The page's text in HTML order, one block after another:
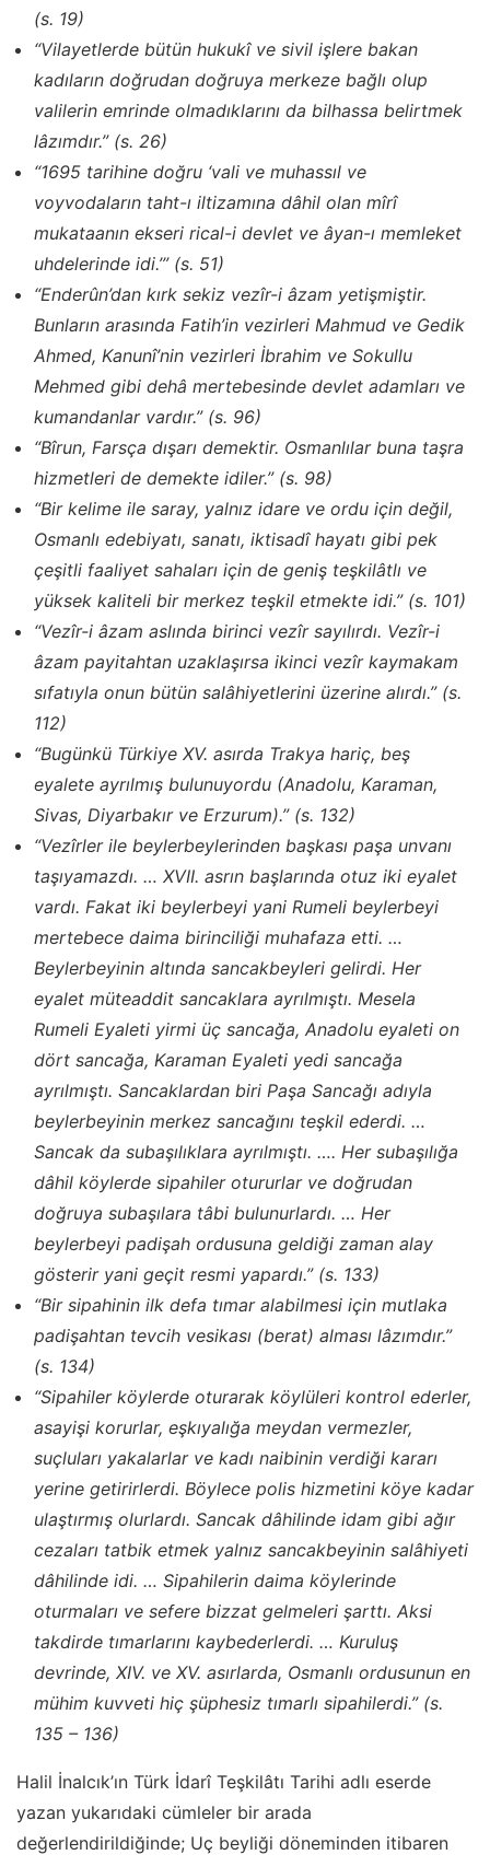
(s. 19)
“Vilayetlerde bütün hukukî ve sivil işlere bakan
kadıların doğrudan doğruya merkeze bağlı olup
valilerin emrinde olmadıklarını da bilhassa belirtmek
lâzımdır.” (s. 26)
“1695 tarihine doğru ‘vali ve muhassıl ve
voyvodaların taht-ı iltizamına dâhil olan mîrî
mukataanın ekseri rical-i devlet ve âyan-ı memleket
uhdelerinde idi.’” (s. 51)
“Enderûn’dan kırk sekiz vezîr-i âzam yetişmiştir.
Bunların arasında Fatih’in vezirleri Mahmud ve Gedik
Ahmed, Kanunî’nin vezirleri İbrahim ve Sokullu
Mehmed gibi dehâ mertebesinde devlet adamları ve
kumandanlar vardır.” (s. 96)
“Bîrun, Farsça dışarı demektir. Osmanlılar buna taşra
hizmetleri de demekte idiler.” (s. 98)
“Bir kelime ile saray, yalnız idare ve ordu için değil,
Osmanlı edebiyatı, sanatı, iktisadî hayatı gibi pek
çeşitli faaliyet sahaları için de geniş teşkilâtlı ve
yüksek kaliteli bir merkez teşkil etmekte idi.” (s. 101)
“Vezîr-i âzam aslında birinci vezîr sayılırdı. Vezîr-i
âzam payitahtan uzaklaşırsa ikinci vezîr kaymakam
sıfatıyla onun bütün salâhiyetlerini üzerine alırdı.” (s.
112)
“Bugünkü Türkiye XV. asırda Trakya hariç, beş
eyalete ayrılmış bulunuyordu (Anadolu, Karaman,
Sivas, Diyarbakır ve Erzurum).” (s. 132)
“Vezîrler ile beylerbeylerinden başkası paşa unvanı
taşıyamazdı. … XVII. asrın başlarında otuz iki eyalet
vardı. Fakat iki beylerbeyi yani Rumeli beylerbeyi
mertebece daima birinciliği muhafaza etti. …
Beylerbeyinin altında sancakbeyleri gelirdi. Her
eyalet müteaddit sancaklara ayrılmıştı. Mesela
Rumeli Eyaleti yirmi üç sancağa, Anadolu eyaleti on
dört sancağa, Karaman Eyaleti yedi sancağa
ayrılmıştı. Sancaklardan biri Paşa Sancağı adıyla
beylerbeyinin merkez sancağını teşkil ederdi. …
Sancak da subaşılıklara ayrılmıştı. …. Her subaşılığa
dâhil köylerde sipahiler otururlar ve doğrudan
doğruya subaşılara tâbi bulunurlardı. … Her
beylerbeyi padişah ordusuna geldiği zaman alay
gösterir yani geçit resmi yapardı.” (s. 133)
“Bir sipahinin ilk defa tımar alabilmesi için mutlaka
padişahtan tevcih vesikası (berat) alması lâzımdır.”
(s. 134)
“Sipahiler köylerde oturarak köylüleri kontrol ederler,
asayişi korurlar, eşkıyalığa meydan vermezler,
suçluları yakalarlar ve kadı naibinin verdiği kararı
yerine getirirlerdi. Böylece polis hizmetini köye kadar
ulaştırmış olurlardı. Sancak dâhilinde idam gibi ağır
cezaları tatbik etmek yalnız sancakbeyinin salâhiyeti
dâhilinde idi. … Sipahilerin daima köylerinde
oturmaları ve sefere bizzat gelmeleri şarttı. Aksi
takdirde tımarlarını kaybederlerdi. … Kuruluş
devrinde, XIV. ve XV. asırlarda, Osmanlı ordusunun en
mühim kuvveti hiç şüphesiz tımarlı sipahilerdi.” (s.
135 – 136)
Halil İnalcık’ın Türk İdarî Teşkilâtı Tarihi adlı eserde
yazan yukarıdaki cümleler bir arada
değerlendirildiğinde; Uç beyliği döneminden itibaren